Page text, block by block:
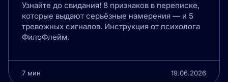
Узнайте до свидания! 8 признаков в переписке,
которые выдают серьёзные намерения — и 5
тревожных сигналов. Инструкция от психолога
ФилоФлейм.
7 мин 19.06.2026